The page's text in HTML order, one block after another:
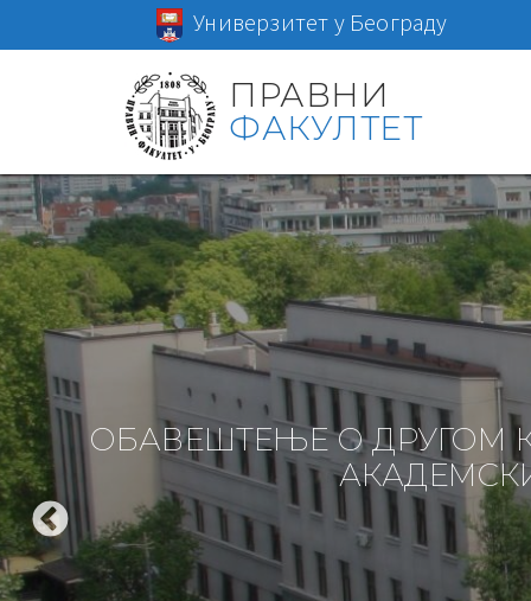
Универзитет у Београду
ПРАВНИ
ФАКУЛТЕТ
ОБАВЕШТЕЊЕ О ДРУГОМ